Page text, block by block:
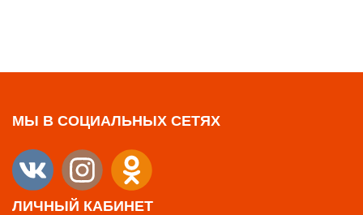
МЫ В СОЦИАЛЬНЫХ СЕТЯХ
ЛИЧНЫЙ КАБИНЕТ